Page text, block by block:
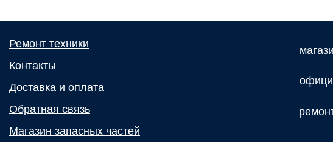
Ремонт техники
Контакты
Доставка и оплата
Обратная связь
Магазин запасных частей